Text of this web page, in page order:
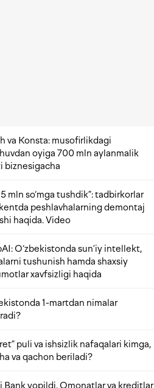
va Konsta: musofirlikdagi
oyiga 700 mln aylanmalik
biznesigacha
mln so‘mga tushdik”: tadbirkorlar
peshlavhalarning demontaj
haqida. Video
O‘zbekistonda sun’iy intellekt,
tushunish hamda shaxsiy
xavfsizligi haqida
1-martdan nimalar
puli va ishsizlik nafaqalari kimga,
va qachon beriladi?
Bank yopildi. Omonatlar va kreditlar